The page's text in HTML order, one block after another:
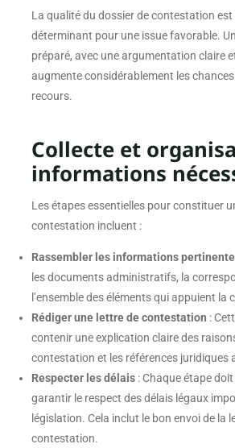
La qualité du dossier de contestation
déterminant pour une issue favorable.
préparé, avec une argumentation claire
augmente considérablement les
recours.
Collecte et
informations
Les étapes essentielles pour constituer
contestation incluent :
Rassembler les informations
les documents administratifs, la
l’ensemble des éléments qui appuient la
Rédiger une lettre de contestation :
contenir une explication claire des
contestation et les références juridiques
Respecter les délais: Chaque étape
garantir le respect des délais légaux
législation. Cela inclut le bon envoi de la
contestation.